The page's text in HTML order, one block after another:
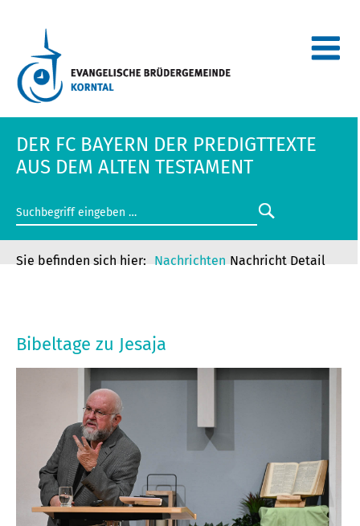
DER FC BAYERN DER PREDIGTTEXTE
AUS DEM ALTEN TESTAMENT
Nachrichten Nachricht Detail
Bibeltage zu Jesaja